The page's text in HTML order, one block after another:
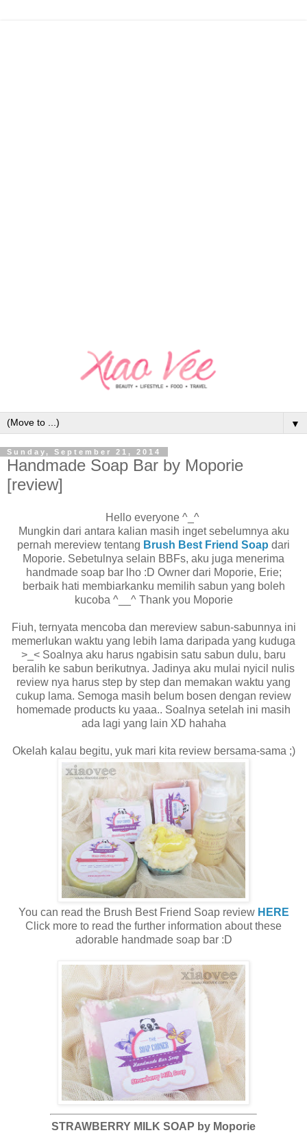
▼
Sunday, September 21, 2014
Handmade Soap Bar by Moporie
[review]
Hello everyone ^_^
Mungkin dari antara kalian masih inget sebelumnya aku
pernah mereview tentang Brush Best Friend Soap dari
Moporie. Sebetulnya selain BBFs, aku juga menerima
handmade soap bar lho :D Owner dari Moporie, Erie;
berbaik hati membiarkanku memilih sabun yang boleh
kucoba ^__^ Thank you Moporie
Fiuh, ternyata mencoba dan mereview sabun-sabunnya ini
memerlukan waktu yang lebih lama daripada yang kuduga
>_< Soalnya aku harus ngabisin satu sabun dulu, baru
beralih ke sabun berikutnya. Jadinya aku mulai nyicil nulis
review nya harus step by step dan memakan waktu yang
cukup lama. Semoga masih belum bosen dengan review
homemade products ku yaaa.. Soalnya setelah ini masih
ada lagi yang lain XD hahaha
Okelah kalau begitu, yuk mari kita review bersama-sama ;)
You can read the Brush Best Friend Soap review HERE
Click more to read the further information about these
adorable handmade soap bar :D
STRAWBERRY MILK SOAP by Moporie